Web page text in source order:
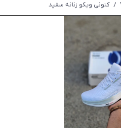
/ کتونی ویکو زنانه سفید